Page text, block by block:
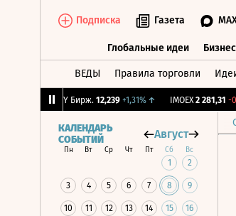
Подписка Газета
Глобальные идеи Бизнес
ВЕДЫ Правила торговли
CNY Бирж. 12,239 +1,31%↑ IMOEX 2 281,31 -
КАЛЕНДАРЬ
СОБЫТИЙ
Август
Пн Вт Ср Чт Пт Сб Вс
1 2
3 4 5 6 7 8 9
10 11 12 13 14 15 16